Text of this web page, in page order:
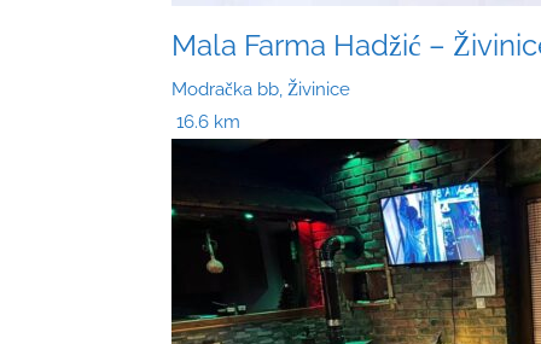
Mala Farma Hadžić –
Modračka bb, Živinice
16.6 km